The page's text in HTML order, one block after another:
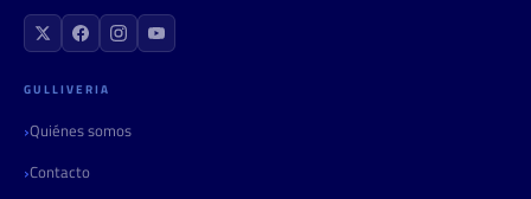
GULLIVERIA
Quiénes somos
Contacto